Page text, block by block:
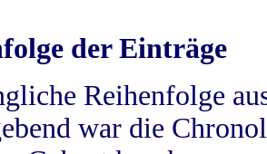
der Einträge
Reihenfolge
war die